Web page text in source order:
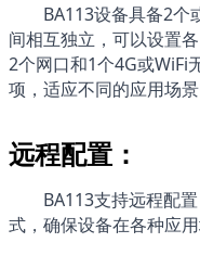
BA113设备具备2个
间相互独立，可以设置
2个网口和1个4G或WiFi
项，适应不同的应用场景
远程配置：
BA113支持远程配
式，确保设备在各种应